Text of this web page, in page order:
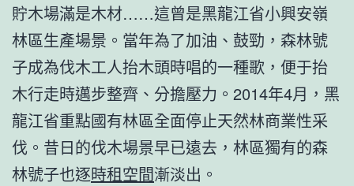
貯木場滿是木材……這曾是黑龍江省小興安嶺
林區生產場景。當年為了加油、鼓勁，森林號
子成為伐木工人抬木頭時唱的一種歌，便于抬
木行走時邁步整齊、分擔壓力。2014年4月，黑
龍江省重點國有林區全面停止天然林商業性采
伐。昔日的伐木場景早已遠去，林區獨有的森
林號子也逐時租空間漸淡出。